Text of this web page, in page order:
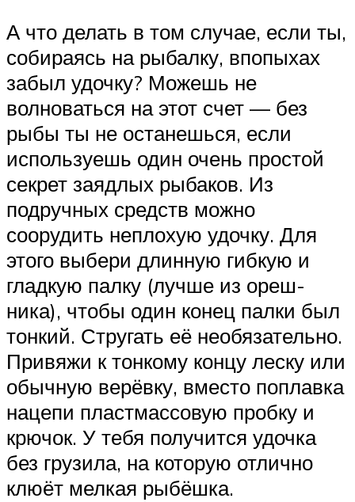
А что делать в том случае, если ты,
собираясь на рыбалку, впопы­хах
забыл удочку? Можешь не
волноваться на этот счет — без
рыбы ты не останешься, если
используешь один очень простой
секрет заядлых рыбаков. Из
подручных средств можно
соорудить неплохую удочку. Для
этого выбери длинную гибкую и
гладкую палку (лучше из ореш­
ника), чтобы один конец палки был
тонкий. Стругать её необязатель­но.
Привяжи к тонкому концу леску или
обычную верёвку, вместо по­плавка
нацепи пластмассовую пробку и
крючок. У тебя получится удочка
без грузила, на которую отлично
клюёт мелкая рыбёшка.